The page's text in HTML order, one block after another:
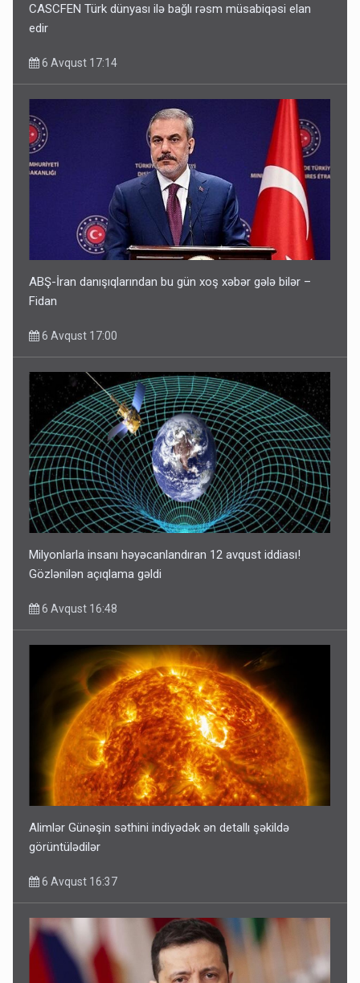
CASCFEN Türk dünyası ilə bağlı rəsm müsabiqəsi elan
edir
6 Avqust 17:14
ABŞ-İran danışıqlarından bu gün xoş xəbər gələ bilər –
Fidan
6 Avqust 17:00
Milyonlarla insanı həyəcanlandıran 12 avqust iddiası!
Gözlənilən açıqlama gəldi
6 Avqust 16:48
Alimlər Günəşin səthini indiyədək ən detallı şəkildə
görüntülədilər
6 Avqust 16:37